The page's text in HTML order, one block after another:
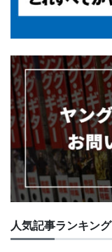
人気記事ランキング